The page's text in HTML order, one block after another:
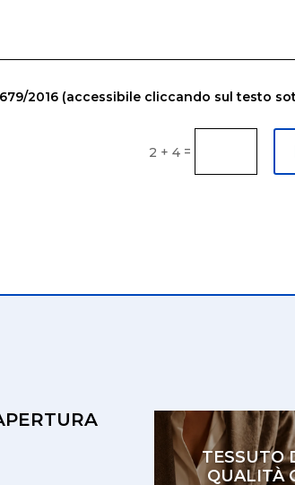
2016 (accessibile cliccando sul testo
2 + 4=
TESSUTO
QUALITÀ